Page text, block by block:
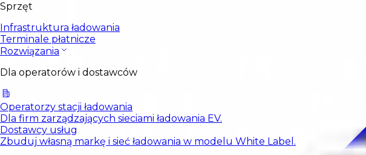
Sprzęt
Infrastruktura ładowania
Terminale płatnicze
Rozwiązania
Dla operatorów i dostawców
Operatorzy stacji ładowania
Dla firm zarządzających sieciami ładowania EV.
Dostawcy usług
Zbuduj własną markę i sieć ładowania w modelu White Label.